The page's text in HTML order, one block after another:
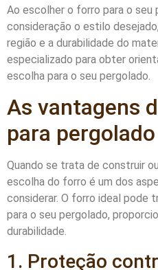
Ao escolher o forro para o seu
consideração o estilo
região e a durabilidade do
especializado para obter
escolha para o seu pergolado.
As vantagens
para pergolado
Quando se trata de construir
escolha do forro é um dos
considerar. O forro ideal pode
para o seu pergolado,
durabilidade.
1. Proteção